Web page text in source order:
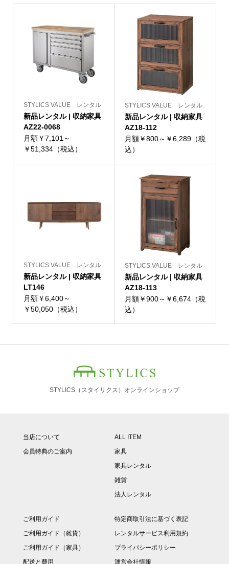
STYLICS VALUE レンタル
新品レンタル | 収納家具
AZ22-0068
月額￥7,101～
￥51,334（税込）
STYLICS VALUE レンタル
新品レンタル | 収納家具
AZ18-112
月額￥800～￥6,289（税
込）
STYLICS VALUE レンタル
新品レンタル | 収納家具
LT146
月額￥6,400～
￥50,050（税込）
STYLICS VALUE レンタル
新品レンタル | 収納家具
AZ18-113
月額￥900～￥6,674（税
込）
STYLICS（スタイリクス）オンラインショップ
当店について
会員特典のご案内
ALL ITEM
家具
家具レンタル
雑貨
法人レンタル
ご利用ガイド
ご利用ガイド（雑貨）
ご利用ガイド（家具）
配送と費用
特定商取引法に基づく表記
レンタルサービス利用規約
プライバシーポリシー
運営会社情報